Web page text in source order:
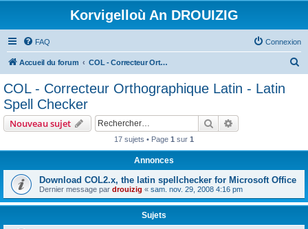
Korvigelloù An DROUIZIG
FAQ Connexion
Accueil du forum COL - Correcteur Orthographique Latin - Latin Spell Checker
COL - Correcteur Orthographique Latin - Latin
Spell Checker
Nouveau sujet Rechercher
17 sujets • Page 1 sur 1
Annonces
Download COL2.x, the latin spellchecker for Microsoft Office
Dernier message par drouizig « sam. nov. 29, 2008 4:16 pm
Sujets